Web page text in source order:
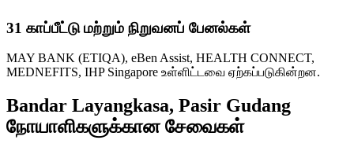
31 காப்பீட்டு மற்றும் நிறுவனப் பேனல்கள்
MAY BANK (ETIQA), eBen Assist, HEALTH CONNECT,
MEDNEFITS, IHP Singapore உள்ளிட்டவை ஏற்கப்படுகின்றன.
Bandar Layangkasa, Pasir Gudang
நோயாளிகளுக்கான சேவைகள்